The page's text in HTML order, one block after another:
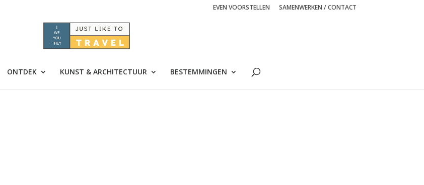
EVEN VOORSTELLEN SAMENWERKEN / CONTACT
ONTDEK KUNST & ARCHITECTUUR BESTEMMINGEN